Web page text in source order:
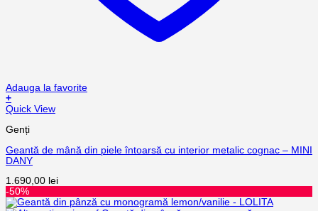
Adauga la favorite
+
Quick View
Genți
Geantă de mână din piele întoarsă cu interior metalic cognac – MINI
DANY
1.690,00 lei
-50%